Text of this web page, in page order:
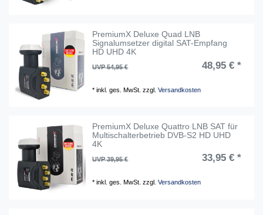
PremiumX Deluxe Quad LNB
Signalumsetzer digital SAT-Empfang
HD UHD 4K
UVP 54,95 € 48,95 € *
*inkl. ges. MwSt. zzgl.Versandkosten
PremiumX Deluxe Quattro LNB SAT für
Multischalterbetrieb DVB-S2 HD UHD
4K
UVP 39,95 € 33,95 € *
*inkl. ges. MwSt. zzgl.Versandkosten